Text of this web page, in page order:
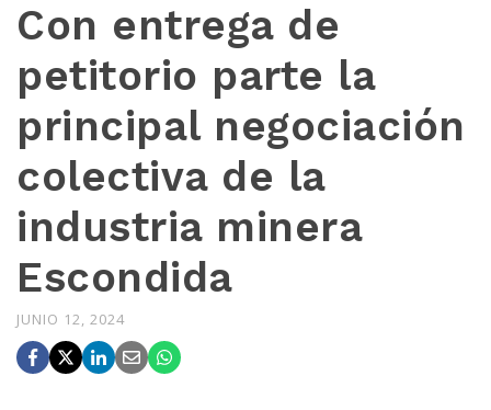
Con entrega de
petitorio parte la
principal negociación
colectiva de la
industria minera
Escondida
JUNIO 12, 2024